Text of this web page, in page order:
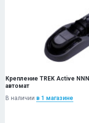
Крепление ТREK Active NNN
автомат
В наличии в 1 магазинe